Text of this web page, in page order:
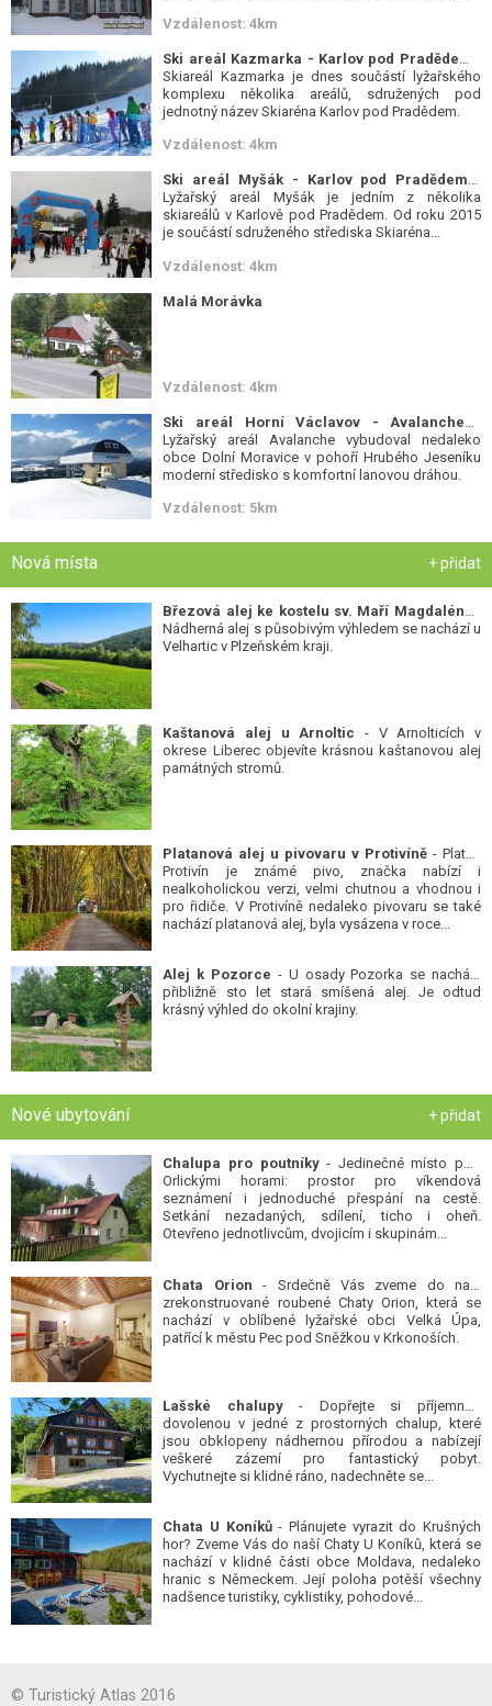
Vzdálenost: 4km
Ski areál Kazmarka - Karlov pod Pradědem
Skiareál Kazmarka je dnes součástí lyžařského
komplexu několika areálů, sdružených pod
jednotný název Skiaréna Karlov pod Pradědem.
Vzdálenost: 4km
Ski areál Myšák - Karlov pod Pradědem
-
Lyžařský areál Myšák je jedním z několika
skiareálů v Karlově pod Pradědem. Od roku 2015
je součástí sdruženého střediska Skiaréna...
Vzdálenost: 4km
Malá Morávka
Vzdálenost: 4km
Ski areál Horní Václavov - Avalanche
-
Lyžařský areál Avalanche vybudoval nedaleko
obce Dolní Moravice v pohoří Hrubého Jeseníku
moderní středisko s komfortní lanovou dráhou.
Vzdálenost: 5km
Nová místa + přidat
Březová alej ke kostelu sv. Maří Magdalény-
Nádherná alej s působivým výhledem se nachází u
Velhartic v Plzeňském kraji.
Kaštanová alej u Arnoltic - V Arnolticích v
okrese Liberec objevíte krásnou kaštanovou alej
památných stromů.
Platanová alej u pivovaru v Protivíně - Platan
Protivín je známé pivo, značka nabízí i
nealkoholickou verzi, velmi chutnou a vhodnou i
pro řidiče. V Protivíně nedaleko pivovaru se také
nachází platanová alej, byla vysázena v roce...
Alej k Pozorce - U osady Pozorka se nachází
přibližně sto let stará smíšená alej. Je odtud
krásný výhled do okolní krajiny.
Nové ubytování + přidat
Chalupa pro poutníky- Jedinečné místo pod
Orlickými horami: prostor pro víkendová
seznámení i jednoduché přespání na cestě.
Setkání nezadaných, sdílení, ticho i oheň.
Otevřeno jednotlivcům, dvojicím i skupinám...
Chata Orion - Srdečně Vás zveme do naší
zrekonstruované roubené Chaty Orion, která se
nachází v oblíbené lyžařské obci Velká Úpa,
patřící k městu Pec pod Sněžkou v Krkonoších.
Lašské chalupy- Dopřejte si příjemnou
dovolenou v jedné z prostorných chalup, které
jsou obklopeny nádhernou přírodou a nabízejí
veškeré zázemí pro fantastický pobyt.
Vychutnejte si klidné ráno, nadechněte se...
Chata U Koníků- Plánujete vyrazit do Krušných
hor? Zveme Vás do naší Chaty U Koníků, která se
nachází v klidné části obce Moldava, nedaleko
hranic s Německem. Její poloha potěší všechny
nadšence turistiky, cyklistiky, pohodové...
© Turistický Atlas 2016